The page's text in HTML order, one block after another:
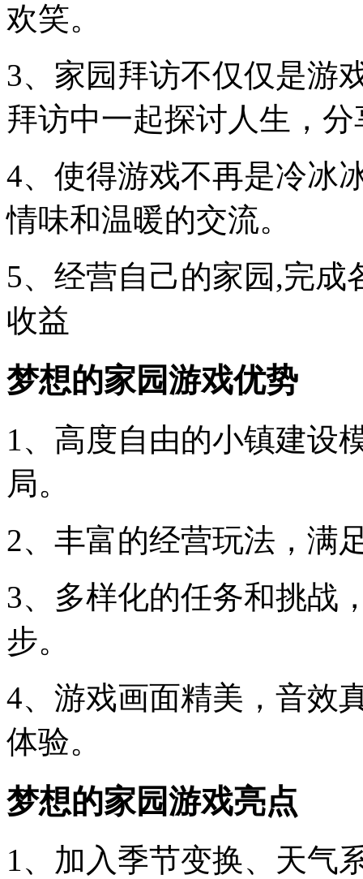
欢笑。
3、家园拜访不仅仅是游
拜访中一起探讨人生，
4、使得游戏不再是冷冰
情味和温暖的交流。
5、经营自己的家园,完
收益
梦想的家园游戏优势
1、高度自由的小镇建设
局。
2、丰富的经营玩法，满
3、多样化的任务和挑战
步。
4、游戏画面精美，音效
体验。
梦想的家园游戏亮点
1、加入季节变换、天气